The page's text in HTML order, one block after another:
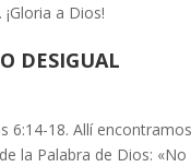
a Dios!
DESIGUAL
6:14-18. Allí
la Palabra de Dios: «No